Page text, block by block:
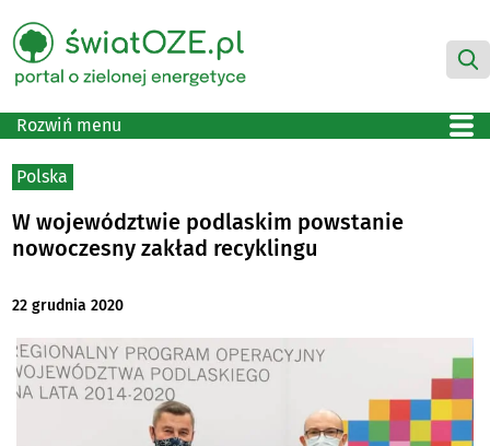
Rozwiń menu
Polska
W województwie podlaskim powstanie
nowoczesny zakład recyklingu
22 grudnia 2020